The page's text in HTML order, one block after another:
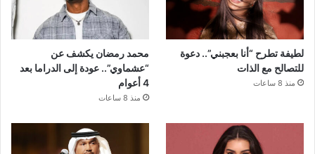
لطيفة تطرح “أنا بعجبني”.. دعوة
للتصالح مع الذات
منذ 8 ساعات
محمد رمضان يكشف عن
“عشماوي”.. عودة إلى الدراما بعد
4 أعوام
منذ 8 ساعات